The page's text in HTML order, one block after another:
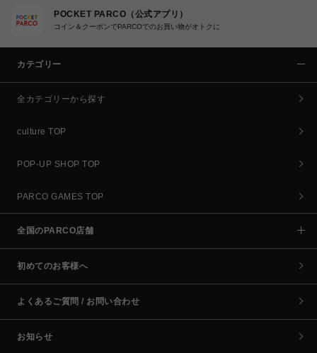
POCKET PARCO（公式アプリ）
コイン＆クーポンでPARCOでのお買い物がオトクに
カテゴリー
全カテゴリーから探す
culture TOP
POP-UP SHOP TOP
PARCO GAMES TOP
全国のPARCO店舗
初めてのお客様へ
よくあるご質問 / お問い合わせ
お知らせ